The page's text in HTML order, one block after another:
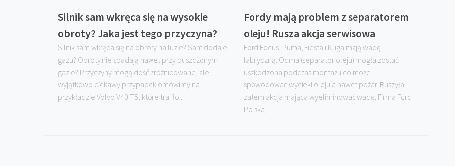
Silnik sam wkręca się na wysokie
obroty? Jaka jest tego przyczyna?
Silnik sam wkręca się na obroty na luzie? Sam dodaje
gazu? Obroty nie spadają nawet przy puszczonym
gazie? Przyczyny mogą dość zróżnicowane, ale
wyjątkowo ciekawy przypadek omówimy na
przykładzie Volvo V40 T5, które trafiło...
Fordy mają problem z separatorem
oleju! Rusza akcja serwisowa
Ford Focus, Puma, Fiesta i Kuga mają wadę
fabryczną. Odma (separator oleju) mogła zostać
uszkodzona podczas montażu co może
spowodować wycieki oleju a nawet pożar. Ruszyła
zatem akcja mająca wyeliminować wadę. Firma Ford
Polska,...